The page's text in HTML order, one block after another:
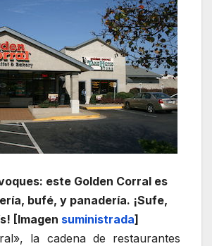
este Golden Corral es
bufé, y panadería. ¡Sufe,
[Imagen suministrada]
la cadena de restaurantes